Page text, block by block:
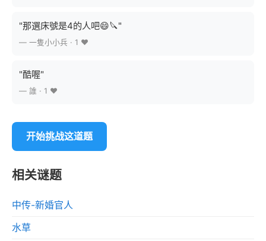
"那選床號是4的人吧😄🔪"
— 一隻小小兵 · 1 ❤️
"酷喔"
— 誰 · 1 ❤️
开始挑战这道题
相关谜题
中传-新婚官人
水草